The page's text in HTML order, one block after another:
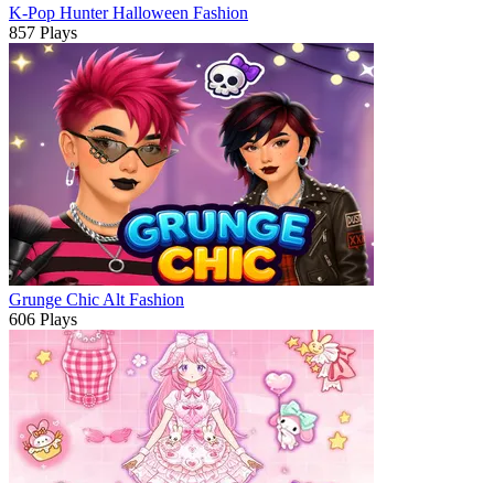
K-Pop Hunter Halloween Fashion
857 Plays
Grunge Chic Alt Fashion
606 Plays